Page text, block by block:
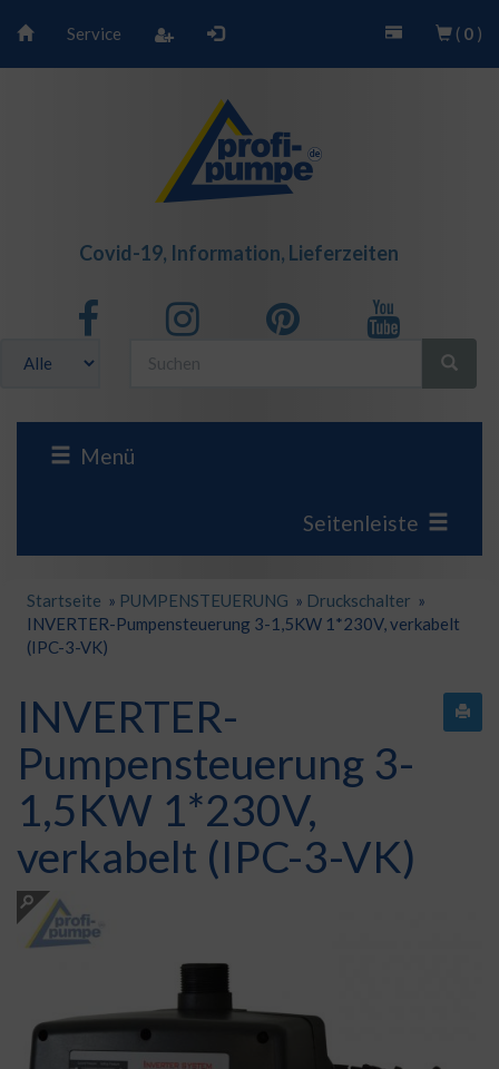
Service ( 0 )
Covid-19, Information, Lieferzeiten
Menü
Seitenleiste
Startseite » PUMPENSTEUERUNG » Druckschalter »
INVERTER-Pumpensteuerung 3-1,5KW 1*230V, verkabelt
(IPC-3-VK)
INVERTER-
Pumpensteuerung 3-
1,5KW 1*230V,
verkabelt (IPC-3-VK)